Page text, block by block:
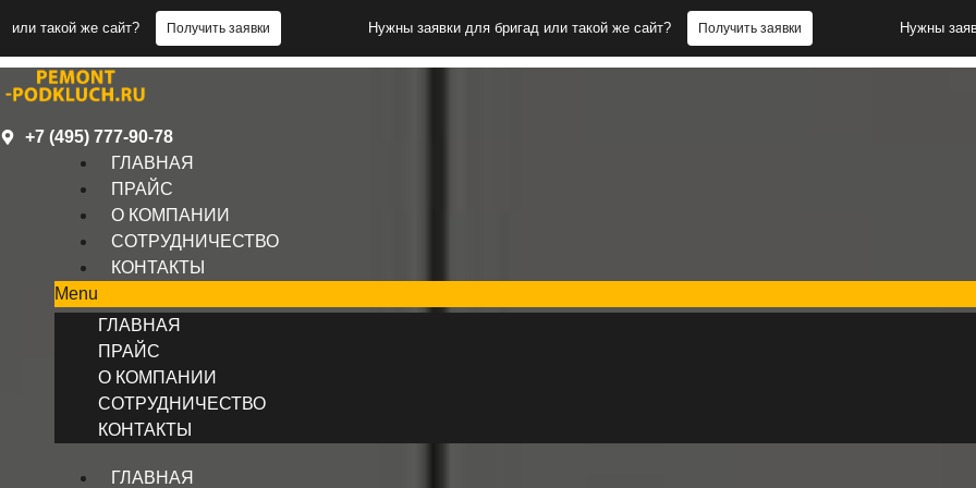
же сайт? Получить заявки Нужны заявки для бригад или такой же сайт? Получить заявки Нужны заявки для
+7 (495) 777-90-78
ГЛАВНАЯ
ПРАЙС
О КОМПАНИИ
СОТРУДНИЧЕСТВО
КОНТАКТЫ
Menu
ГЛАВНАЯ
ПРАЙС
О КОМПАНИИ
СОТРУДНИЧЕСТВО
КОНТАКТЫ
ГЛАВНАЯ